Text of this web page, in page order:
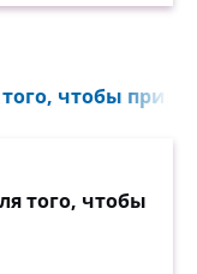
чтобы
того, чтобы